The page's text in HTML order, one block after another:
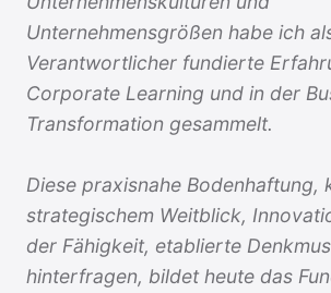
Unternehmensgrößen habe ich
Verantwortlicher fundierte
Corporate Learning und in der
Transformation gesammelt.
Diese praxisnahe Bodenhaftung,
strategischem Weitblick,
der Fähigkeit, etablierte
hinterfragen, bildet heute das